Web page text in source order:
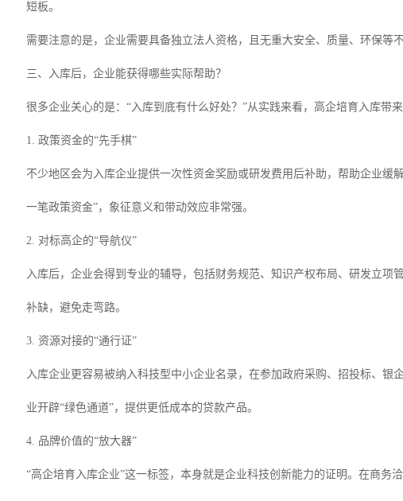
短板。
需要注意的是，企业需要具备独立法人资格，且无重大安全、质量、环保等
三、入库后，企业能获得哪些实际帮助？
很多企业关心的是：“入库到底有什么好处？”从实践来看，高企培育入库带
1. 政策资金的“先手棋”
不少地区会为入库企业提供一次性资金奖励或研发费用后补助，帮助企业缓
一笔政策资金”，象征意义和带动效应非常强。
2. 对标高企的“导航仪”
入库后，企业会得到专业的辅导，包括财务规范、知识产权布局、研发立
补缺，避免走弯路。
3. 资源对接的“通行证”
入库企业更容易被纳入科技型中小企业名录，在参加政府采购、招投标、
业开辟“绿色通道”，提供更低成本的贷款产品。
4. 品牌价值的“放大器”
“高企培育入库企业”这一标签，本身就是企业科技创新能力的证明。在商务